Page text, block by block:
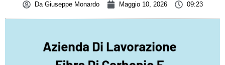
DaGiuseppe Monardo Maggio 10, 2026 09:23